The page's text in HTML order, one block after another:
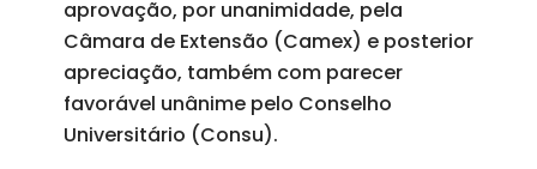
aprovação, por unanimidade, pela
Câmara de Extensão (Camex) e posterior
apreciação, também com parecer
favorável unânime pelo Conselho
Universitário (Consu).